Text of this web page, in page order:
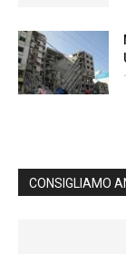
CONSIGLIAMO